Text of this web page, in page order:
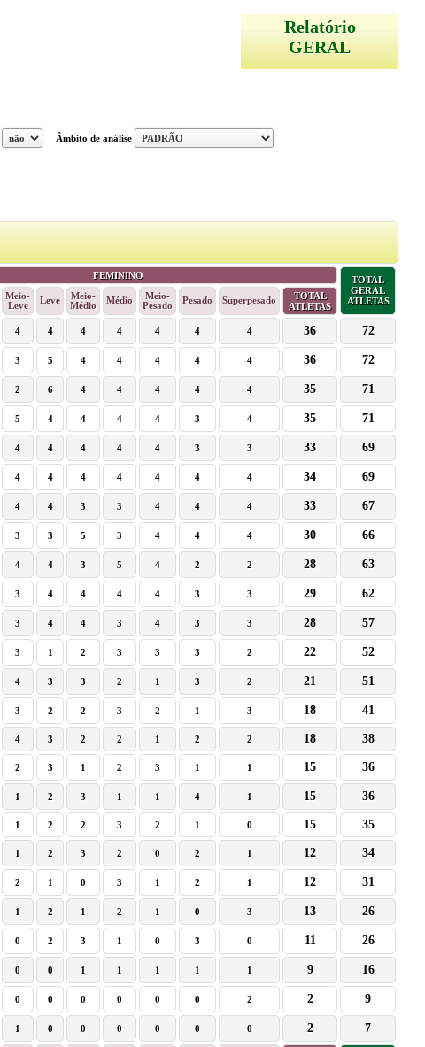
Relatório
GERAL
Âmbito de análise
FEMININO
TOTAL
GERAL
ATLETAS
Meio-
Leve
Leve
Meio-
Médio
Médio
Meio-
Pesado
Pesado Superpesado
TOTAL
ATLETAS
4 4 4 4 4 4 4 36 72
3 5 4 4 4 4 4 36 72
2 6 4 4 4 4 4 35 71
5 4 4 4 4 3 4 35 71
4 4 4 4 4 3 3 33 69
4 4 4 4 4 4 4 34 69
4 4 3 3 4 4 4 33 67
3 3 5 3 4 4 4 30 66
4 4 3 5 4 2 2 28 63
3 4 4 4 4 3 3 29 62
3 4 4 3 4 3 3 28 57
3 1 2 3 3 3 2 22 52
4 3 3 2 1 3 2 21 51
3 2 2 3 2 1 3 18 41
4 3 2 2 1 2 2 18 38
2 3 1 2 3 1 1 15 36
1 2 3 1 1 4 1 15 36
1 2 2 3 2 1 0 15 35
1 2 3 2 0 2 1 12 34
2 1 0 3 1 2 1 12 31
1 2 1 2 1 0 3 13 26
0 2 3 1 0 3 0 11 26
0 0 1 1 1 1 1 9 16
0 0 0 0 0 0 2 2 9
1 0 0 0 0 0 0 2 7